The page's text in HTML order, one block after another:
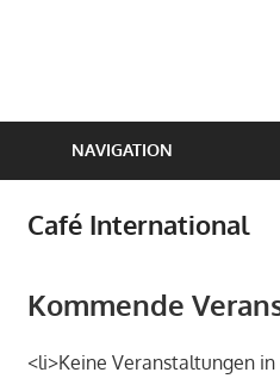
NAVIGATION
Café International
Kommende
<li>Keine Veranstaltungen